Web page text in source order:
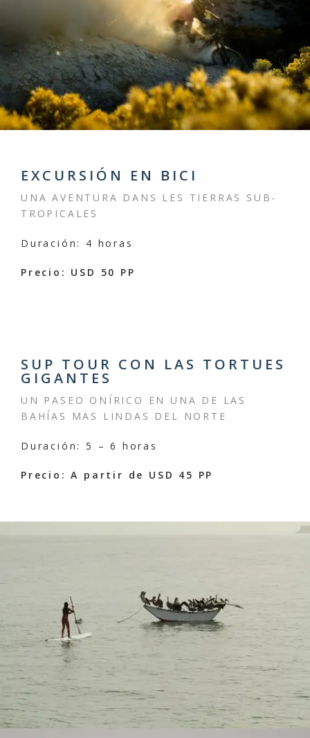
EXCURSIÓN EN BICI
UNA AVENTURA DANS LES TIERRAS SUB-
TROPICALES
Duración: 4 horas
Precio: USD 50 PP
SUP TOUR CON LAS TORTUES
GIGANTES
UN PASEO ONÍRICO EN UNA DE LAS
BAHÍAS MAS LINDAS DEL NORTE
Duración: 5 – 6 horas
Precio: A partir de USD 45 PP